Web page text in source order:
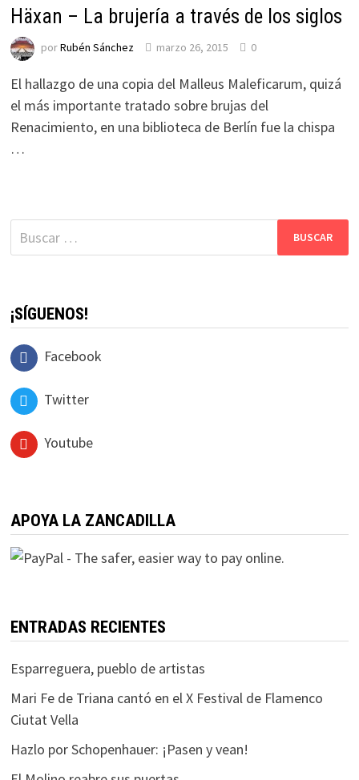
Häxan – La brujería a través de los siglos
porRubén Sánchez marzo 26, 2015 0
El hallazgo de una copia del Malleus Maleficarum, quizá
el más importante tratado sobre brujas del
Renacimiento, en una biblioteca de Berlín fue la chispa
…
Buscar:
¡SÍGUENOS!
Facebook
Twitter
Youtube
APOYA LA ZANCADILLA
ENTRADAS RECIENTES
Esparreguera, pueblo de artistas
Mari Fe de Triana cantó en el X Festival de Flamenco
Ciutat Vella
Hazlo por Schopenhauer: ¡Pasen y vean!